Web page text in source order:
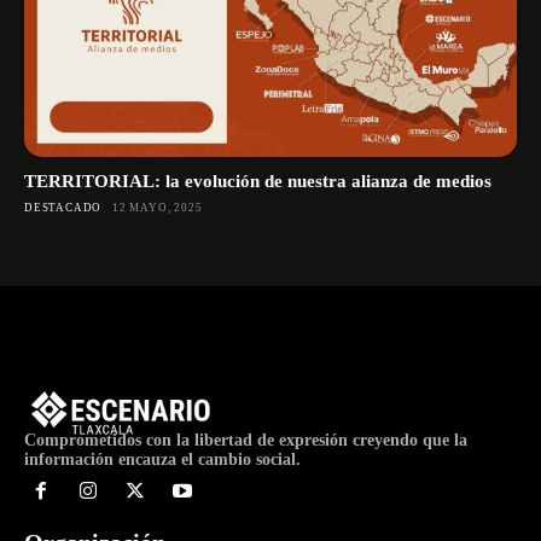
TERRITORIAL: la evolución de nuestra alianza de medios
DESTACADO 12 MAYO, 2025
Comprometidos con la libertad de expresión creyendo que la
información encauza el cambio social.